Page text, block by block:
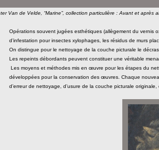
Van de Velde, “Marine”, collection particulière : Avant et
Opérations souvent jugées esthétiques (allègement du vernis
d’infestation pour insectes xylophages, les résidus de murs
On distingue pour le nettoyage de la couche picturale le
Les repeints débordants peuvent constituer une véritable
Les moyens et méthodes mis en œuvre pour les étapes du
développées pour la conservation des œuvres. Chaque
d’erreur de nettoyage, d’usure de la couche picturale